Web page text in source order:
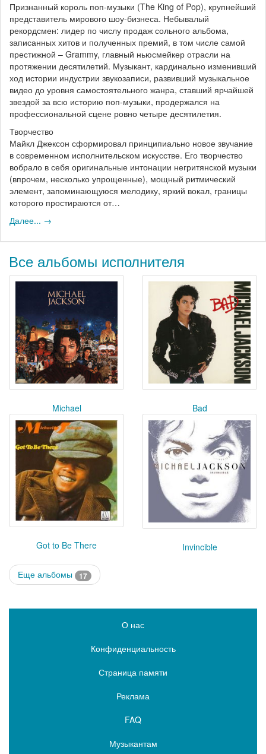
Признанный король поп-музыки (The King of Pop), крупнейший
представитель мирового шоу-бизнеса. Небывалый
рекордсмен: лидер по числу продаж сольного альбома,
записанных хитов и полученных премий, в том числе самой
престижной – Grammy, главный ньюсмейкер отрасли на
протяжении десятилетий. Музыкант, кардинально изменивший
ход истории индустрии звукозаписи, развивший музыкальное
видео до уровня самостоятельного жанра, ставший ярчайшей
звездой за всю историю поп-музыки, продержался на
профессиональной сцене ровно четыре десятилетия.
Творчество
Майкл Джексон сформировал принципиально новое звучание
в современном исполнительском искусстве. Его творчество
вобрало в себя оригинальные интонации негритянской музыки
(впрочем, несколько упрощенные), мощный ритмический
элемент, запоминающуюся мелодику, яркий вокал, границы
которого простираются от…
Далее... →
Все альбомы исполнителя
Michael Bad
Got to Be There Invincible
Еще альбомы 17
О нас
Конфиденциальность
Страница памяти
Реклама
FAQ
Музыкантам